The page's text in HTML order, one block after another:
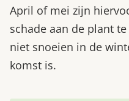
April of mei zijn
schade aan de plant
niet snoeien in de
komst is.